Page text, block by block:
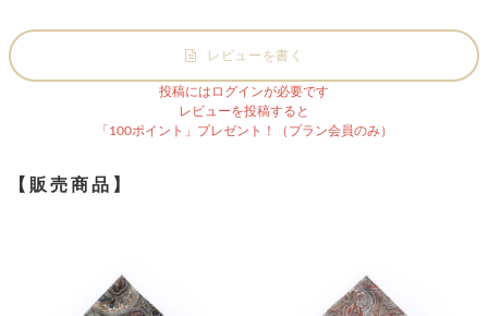
レビューを書く
投稿にはログインが必要です
レビューを投稿すると
「100ポイント」プレゼント！（プラン会員のみ）
【販売商品】